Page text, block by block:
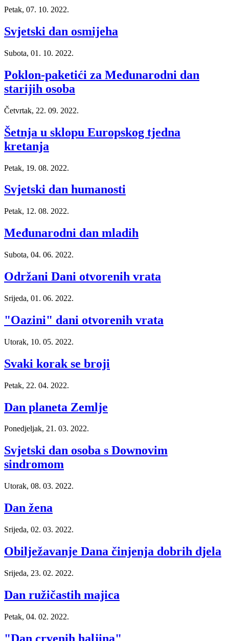
Petak, 07. 10. 2022.
Svjetski dan osmijeha
Subota, 01. 10. 2022.
Poklon-paketići za Međunarodni dan
starijih osoba
Četvrtak, 22. 09. 2022.
Šetnja u sklopu Europskog tjedna
kretanja
Petak, 19. 08. 2022.
Svjetski dan humanosti
Petak, 12. 08. 2022.
Međunarodni dan mladih
Subota, 04. 06. 2022.
Održani Dani otvorenih vrata
Srijeda, 01. 06. 2022.
"Oazini" dani otvorenih vrata
Utorak, 10. 05. 2022.
Svaki korak se broji
Petak, 22. 04. 2022.
Dan planeta Zemlje
Ponedjeljak, 21. 03. 2022.
Svjetski dan osoba s Downovim
sindromom
Utorak, 08. 03. 2022.
Dan žena
Srijeda, 02. 03. 2022.
Obilježavanje Dana činjenja dobrih djela
Srijeda, 23. 02. 2022.
Dan ružičastih majica
Petak, 04. 02. 2022.
"Dan crvenih haljina"